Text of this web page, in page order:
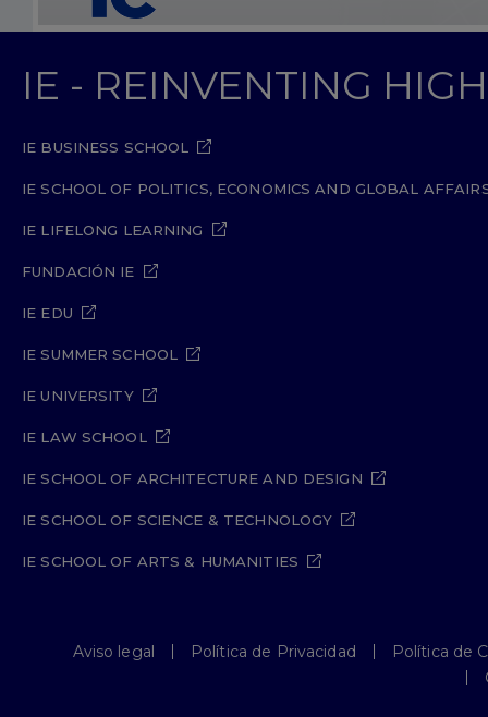
IE - REINVENTING
IE BUSINESS SCHOOL
IE SCHOOL OF POLITICS, ECONOMICS AND GLOBAL
IE LIFELONG LEARNING
FUNDACIÓN IE
IE EDU
IE SUMMER SCHOOL
IE UNIVERSITY
IE LAW SCHOOL
IE SCHOOL OF ARCHITECTURE AND DESIGN
IE SCHOOL OF SCIENCE & TECHNOLOGY
IE SCHOOL OF ARTS & HUMANITIES
Aviso legal Política de Privacidad
Política de